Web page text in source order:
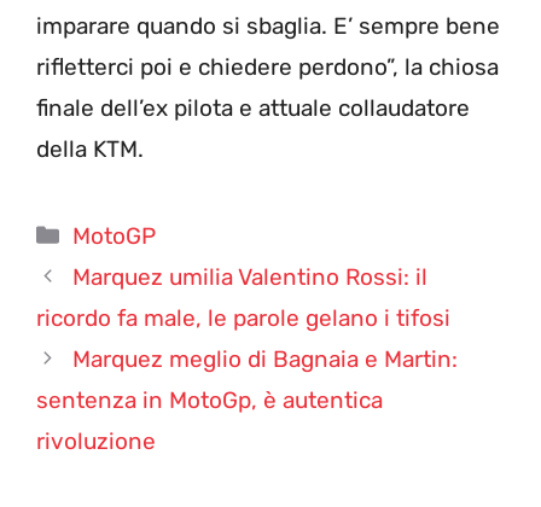
imparare quando si sbaglia. E’ sempre bene
rifletterci poi e chiedere perdono”, la chiosa
finale dell’ex pilota e attuale collaudatore
della KTM.
Categorie
MotoGP
Marquez umilia Valentino Rossi: il
ricordo fa male, le parole gelano i tifosi
Marquez meglio di Bagnaia e Martin:
sentenza in MotoGp, è autentica
rivoluzione